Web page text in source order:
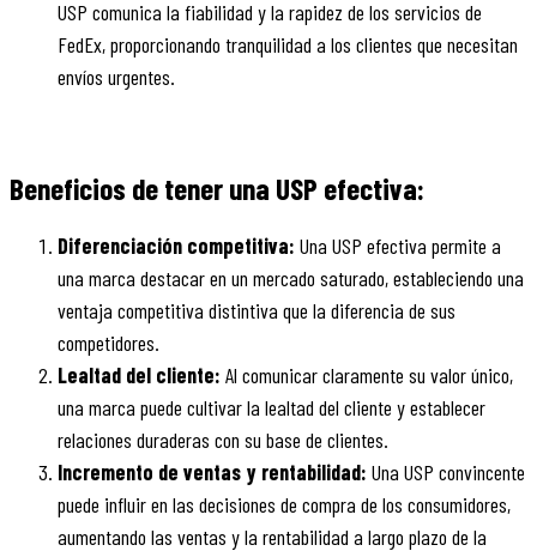
USP comunica la fiabilidad y la rapidez de los servicios de
FedEx, proporcionando tranquilidad a los clientes que necesitan
envíos urgentes.
Beneficios de tener una USP efectiva:
Diferenciación competitiva: Una USP efectiva permite a
una marca destacar en un mercado saturado, estableciendo una
ventaja competitiva distintiva que la diferencia de sus
competidores.
Lealtad del cliente: Al comunicar claramente su valor único,
una marca puede cultivar la lealtad del cliente y establecer
relaciones duraderas con su base de clientes.
Incremento de ventas y rentabilidad: Una USP convincente
puede influir en las decisiones de compra de los consumidores,
aumentando las ventas y la rentabilidad a largo plazo de la